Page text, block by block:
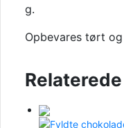
g.
Opbevares tørt